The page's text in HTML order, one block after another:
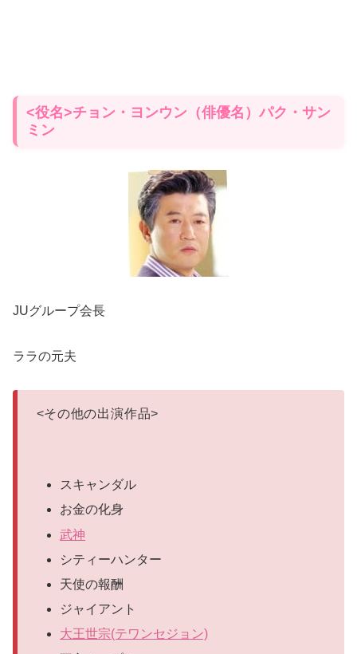
<役名>チョン・ヨンウン（俳優名）パク・サン
ミン
JUグループ会長
ララの元夫
<その他の出演作品>
スキャンダル
お金の化身
武神
シティーハンター
天使の報酬
ジャイアント
大王世宗(テワンセジョン)